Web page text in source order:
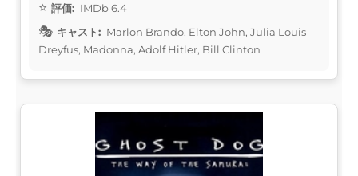
評価: IMDb 6.4
キャスト: Marlon Brando, Elton John, Julia Louis-
Dreyfus, Madonna, Adolf Hitler, Bill Clinton